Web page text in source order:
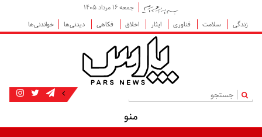
جمعه ۱۶ مرداد ۱۴۰۵
زندگی
سلامت فناوری ایثار اخلاق فکاهی دیدنی‌ها خواندنی‌ها
|
منو